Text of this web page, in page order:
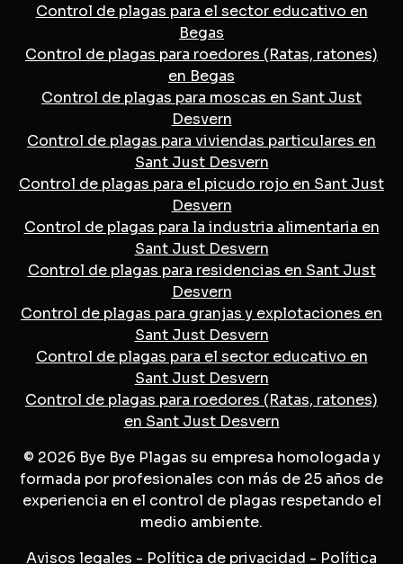
Control de plagas para el sector educativo en
Begas
Control de plagas para roedores (Ratas, ratones)
en Begas
Control de plagas para moscas en Sant Just
Desvern
Control de plagas para viviendas particulares en
Sant Just Desvern
Control de plagas para el picudo rojo en Sant Just
Desvern
Control de plagas para la industria alimentaria en
Sant Just Desvern
Control de plagas para residencias en Sant Just
Desvern
Control de plagas para granjas y explotaciones en
Sant Just Desvern
Control de plagas para el sector educativo en
Sant Just Desvern
Control de plagas para roedores (Ratas, ratones)
en Sant Just Desvern
© 2026 Bye Bye Plagas su empresa homologada y
formada por profesionales con más de 25 años de
experiencia en el control de plagas respetando el
medio ambiente.
Avisos legales - Política de privacidad - Política